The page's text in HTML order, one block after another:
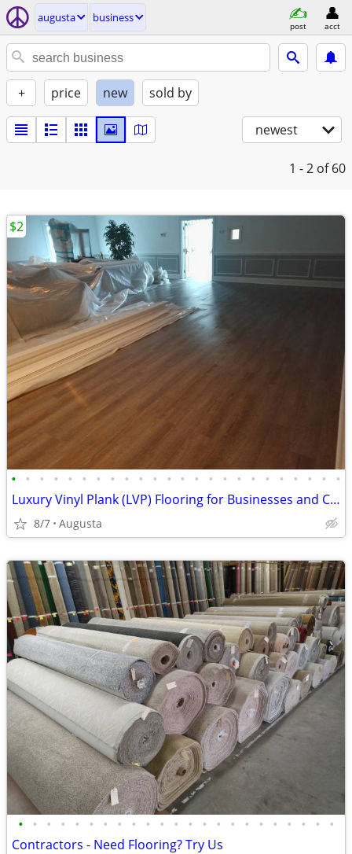
augusta business
post acct
+ price new sold by
newest
1 - 2 of 60
• • • • • • • • • • • • • • • • • • • • • • • •
Luxury Vinyl Plank (LVP) Flooring for Businesses and Commercial
8/7 Augusta
$2
• • • • • • • • • • • • • • • • • • • • • • •
Contractors - Need Flooring? Try Us